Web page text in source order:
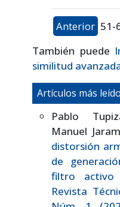
Anterior 51-
También puede
similitud
Artículos más
Pablo
Manuel
distorsión
de
filtro activo
Revista